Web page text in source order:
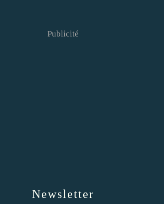
Newsletter
Publicité